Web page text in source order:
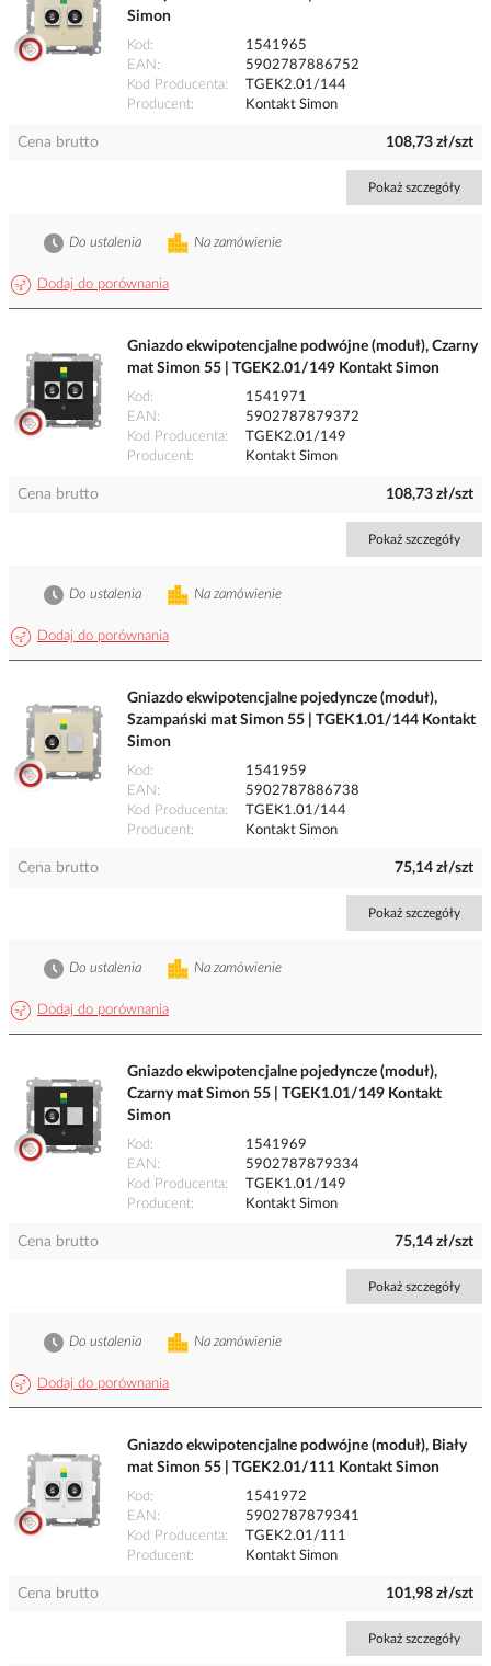
Simon
Kod
1541965
EAN
5902787886752
Kod Producenta
TGEK2.01/144
Producent
Kontakt Simon
Cena brutto 108,73 zł/szt
Pokaż szczegóły
Dodaj do porównania
Na zamówienie
Do ustalenia
Gniazdo ekwipotencjalne podwójne (moduł), Czarny
mat Simon 55 | TGEK2.01/149 Kontakt Simon
Kod
1541971
EAN
5902787879372
Kod Producenta
TGEK2.01/149
Producent
Kontakt Simon
Cena brutto 108,73 zł/szt
Pokaż szczegóły
Dodaj do porównania
Na zamówienie
Do ustalenia
Gniazdo ekwipotencjalne pojedyncze (moduł),
Szampański mat Simon 55 | TGEK1.01/144 Kontakt
Simon
Kod
1541959
EAN
5902787886738
Kod Producenta
TGEK1.01/144
Producent
Kontakt Simon
Cena brutto 75,14 zł/szt
Pokaż szczegóły
Dodaj do porównania
Na zamówienie
Do ustalenia
Gniazdo ekwipotencjalne pojedyncze (moduł),
Czarny mat Simon 55 | TGEK1.01/149 Kontakt
Simon
Kod
1541969
EAN
5902787879334
Kod Producenta
TGEK1.01/149
Producent
Kontakt Simon
Cena brutto 75,14 zł/szt
Pokaż szczegóły
Dodaj do porównania
Na zamówienie
Do ustalenia
Gniazdo ekwipotencjalne podwójne (moduł), Biały
mat Simon 55 | TGEK2.01/111 Kontakt Simon
Kod
1541972
EAN
5902787879341
Kod Producenta
TGEK2.01/111
Producent
Kontakt Simon
Cena brutto 101,98 zł/szt
Pokaż szczegóły